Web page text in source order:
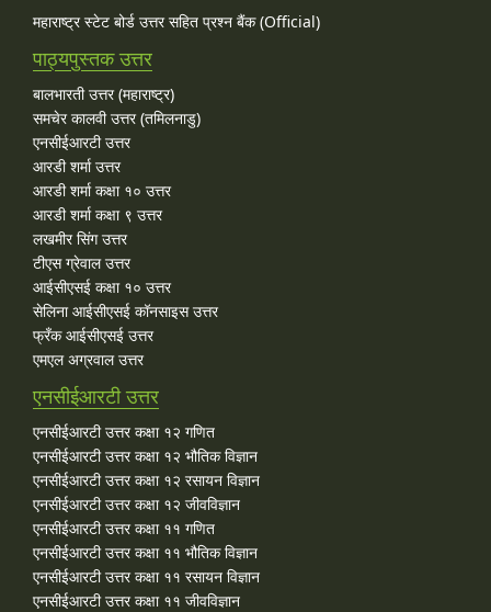
महाराष्ट्र स्टेट बोर्ड उत्तर सहित प्रश्न बैंक (Official)
पाठ्यपुस्तक उत्तर
बालभारती उत्तर (महाराष्ट्र)
समचेर कालवी उत्तर (तमिलनाडु)
एनसीईआरटी उत्तर
आरडी शर्मा उत्तर
आरडी शर्मा कक्षा १० उत्तर
आरडी शर्मा कक्षा ९ उत्तर
लखमीर सिंग उत्तर
टीएस ग्रेवाल उत्तर
आईसीएसई कक्षा १० उत्तर
सेलिना आईसीएसई कॉनसाइस उत्तर
फ्रँक आईसीएसई उत्तर
एमएल अग्रवाल उत्तर
एनसीईआरटी उत्तर
एनसीईआरटी उत्तर कक्षा १२ गणित
एनसीईआरटी उत्तर कक्षा १२ भौतिक विज्ञान
एनसीईआरटी उत्तर कक्षा १२ रसायन विज्ञान
एनसीईआरटी उत्तर कक्षा १२ जीवविज्ञान
एनसीईआरटी उत्तर कक्षा ११ गणित
एनसीईआरटी उत्तर कक्षा ११ भौतिक विज्ञान
एनसीईआरटी उत्तर कक्षा ११ रसायन विज्ञान
एनसीईआरटी उत्तर कक्षा ११ जीवविज्ञान